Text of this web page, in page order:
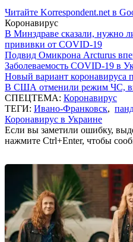
Читайте Korrespondent.net в
Коронавирус
В Минздраве сказали, нужно
прививки от COVID-19
Подвид Омикрона Arcturus
Заболеваемость COVID-19 в
Новый вариант коронавируса
В США отменили режим ЧС,
СПЕЦТЕМА: Коронавирус
ТЕГИ: Ивано-Франковск,
Коронавирус в Украине
Если вы заметили ошибку,
нажмите Ctrl+Enter, чтобы